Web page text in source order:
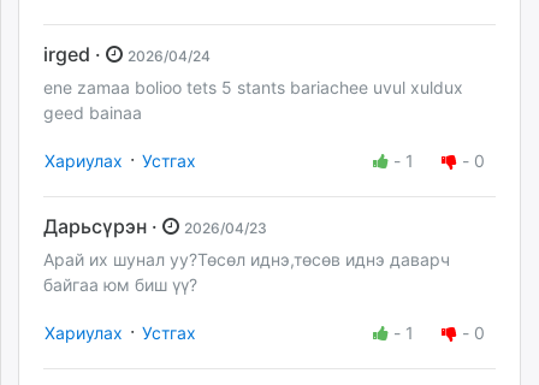
irged · 2026/04/24
ene zamaa bolioo tets 5 stants bariachee uvul xuldux
geed bainaa
Хариулах · Устгах - 1 - 0
Дарьсүрэн · 2026/04/23
Арай их шунал уу?Төсөл иднэ,төсөв иднэ даварч
байгаа юм биш үү?
Хариулах · Устгах - 1 - 0